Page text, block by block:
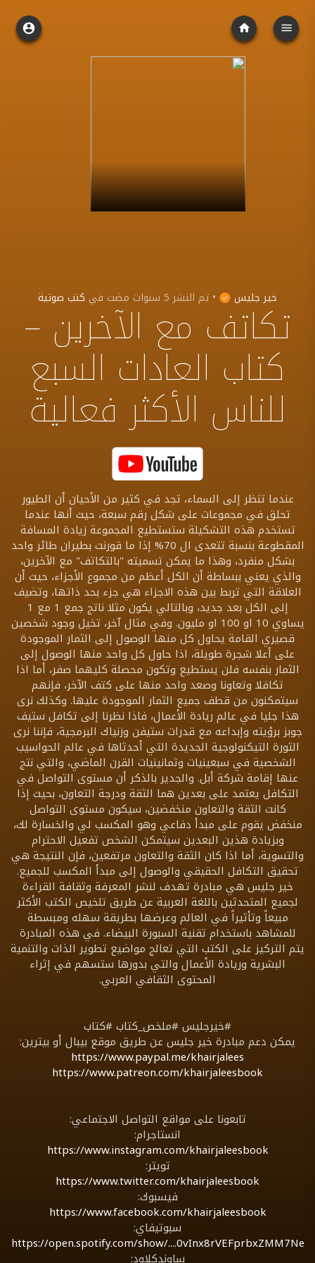
خير جليس • تم النشر5 سنوات مضت في كتب صوتية
تكاتف مع الآخرين –
كتاب العادات السبع
للناس الأكثر فعالية
عندما تنظر إلى السماء، تجد في كثير من الأحيان أن الطيور
تحلق في مجموعات على شكل رقم سبعة، حيث أنها عندما
تستخدم هذه التشكيلة ستستطيع المجموعة زيادة المسافة
المقطوعة بنسبة تتعدى ال 70% إذا ما قورنت بطيران طائر واحد
بشكل منفرد، وهذا ما يمكن تسميته "بالتكاتف" مع الآخرين،
والذي يعني ببساطة أن الكل أعظم من مجموع الأجزاء، حيث أن
العلاقة التي تربط بين هذه الاجزاء هي جزء بحد ذاتها، وتضيف
إلى الكل بعد جديد، وبالتالي يكون مثلا ناتج جمع 1 مع 1
يساوي 10 او 100 او مليون. وفي مثال آخر، تخيل وجود شخصين
قصيري القامة يحاول كل منها الوصول إلى الثمار الموجودة
على أعلا شجرة طويلة، اذا حاول كل واحد منها الوصول إلى
الثمار بنفسه فلن يستطيع وتكون محصلة كليهما صفر، أما اذا
تكافلا وتعاونا وصعد واحد منها على كتف الآخر، فإنهم
سيتمكنون من قطف جميع الثمار الموجودة عليها. وكذلك نرى
هذا جليا في عالم ريادة الأعمال، فاذا نظرنا إلى تكافل ستيف
جوبز برؤيته وإبداعه مع قدرات ستيفن وزنياك البرمجية، فإننا نرى
الثورة التيكنولوجية الجديدة التي أحدثاها في عالم الحواسيب
الشخصية في سبعينيات وثمانينيات القرن الماضي، والتي نتج
عنها إقامة شركة أبل. والجدير بالذكر أن مستوى التواصل في
التكافل يعتمد على بعدين هما الثقة ودرجة التعاون، بحيث إذا
كانت الثقة والتعاون منخفضين، سيكون مستوى التواصل
منخفض يقوم على مبدأ دفاعي وهو المكسب لي والخسارة لك،
وبزيادة هذين البعدين سيتمكن الشخص تفعيل الاحترام
والتسوية، أما اذا كان الثقة والتعاون مرتفعين، فإن النتيجة هي
تحقيق التكافل الحقيقي والوصول إلى مبدأ المكسب للجميع.
خير جليس هي مبادرة تهدف لنشر المعرفة وثقافة القراءة
لجميع المتحدثين باللغة العربية عن طريق تلخيص الكتب الأكثر
مبيعاً وتأثيراً في العالم وعرضها بطريقة سهله ومبسطة
للمشاهد باستخدام تقنية السبورة البيضاء. في هذه المبادرة
يتم التركيز على الكتب التي تعالج مواضيع تطوير الذات والتنمية
البشرية وريادة الأعمال والتي بدورها ستسهم في إثراء
المحتوى الثقافي العربي.
#خيرجليس #ملخص_كتاب #كتاب
يمكن دعم مبادرة خير جليس عن طريق موقع بيبال أو بيترين:
https://www.paypal.me/khairjalees
https://www.patreon.com/khairjaleesbook
تابعونا على مواقع التواصل الاجتماعي:
انستاجرام:
https://www.instagram.com/khairjaleesbook
تويتر:
https://www.twitter.com/khairjaleesbook
فيسبوك:
https://www.facebook.com/khairjaleesbook
سبوتيفاي:
https://open.spotify.com/show/....0vInx8rVEFprbxZMM7Ne
ساوندكلاود: